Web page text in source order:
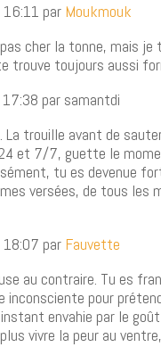
par Moukmouk
cher la tonne, mais je
trouve toujours aussi
par samantdi
La trouille avant de
et 7/7, guette le
tu es devenue
versées, de tous les
par Fauvette
au contraire. Tu es
pour
envahie par le
vivre la peur au